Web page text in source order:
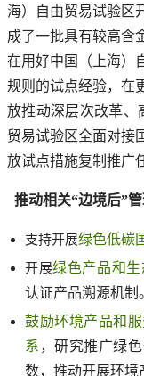
海）自由贸易试验区
成了一批具有较高含
在用好中国（上海）
规则的试点经验，在
放推动深层次改革、
贸易试验区全面对接
放试点措施复制推广
推动相关“边境后”
支持开展绿色低碳
开展绿色产品和
认证产品溯源机制
鼓励环境产品和
系 ，研究推广绿
数，推动开展环境